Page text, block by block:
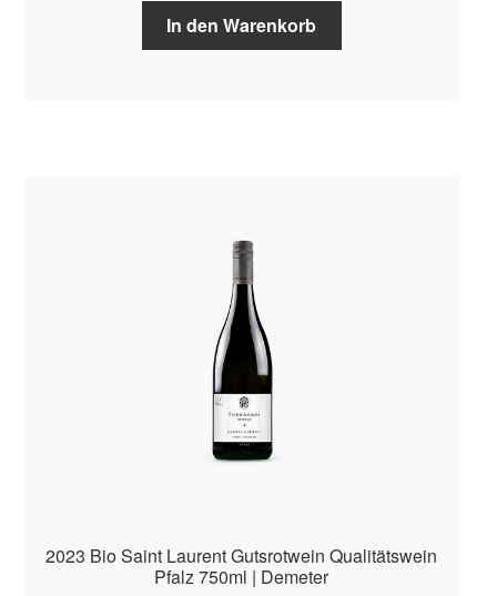
In den Warenkorb
2023 Bio Saint Laurent Gutsrotwein Qualitätswein
Pfalz 750ml | Demeter